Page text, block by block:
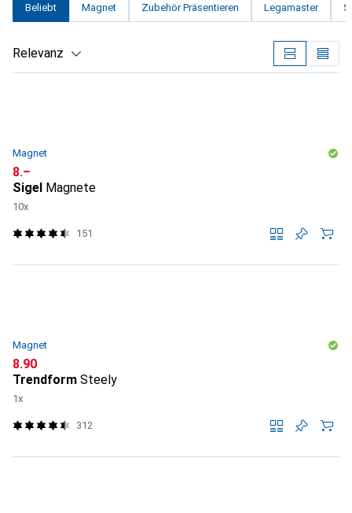
Beliebt Magnet Zubehör Präsentieren Legamaster
Relevanz
Magnet
CHF
8.–
Sigel Magnete
10x
151
Magnet
CHF
8.90
Trendform Steely
1x
312